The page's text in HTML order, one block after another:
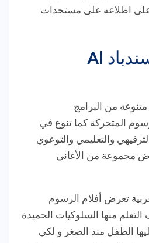
اطلاعه على مستحدات
برامج قناة السندباد Al
متنوعة من البرامج
المتحركة كما تنوع في
والتعليمي والتوعوي
مجموعة من الأغاني
تعرض أفلام الرسوم
منها السلوكيات الحميدة
الطفل منذ الصغر و لكي